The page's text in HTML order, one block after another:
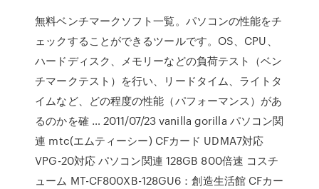
無料ベンチマークソフト一覧。パソコンの性能をチ
ェックすることができるツールです。OS、CPU、
ハードディスク、メモリーなどの負荷テスト（ベン
チマークテスト）を行い、リードタイム、ライトタ
イムなど、どの程度の性能（パフォーマンス）があ
るのかを確 … 2011/07/23 vanilla gorilla パソコン関
連 mtc(エムティーシー) CFカード UDMA7対応
VPG-20対応 パソコン関連 128GB 800倍速 コスチ
ューム MT-CF800XB-128GU6：創造生活館 CFカー